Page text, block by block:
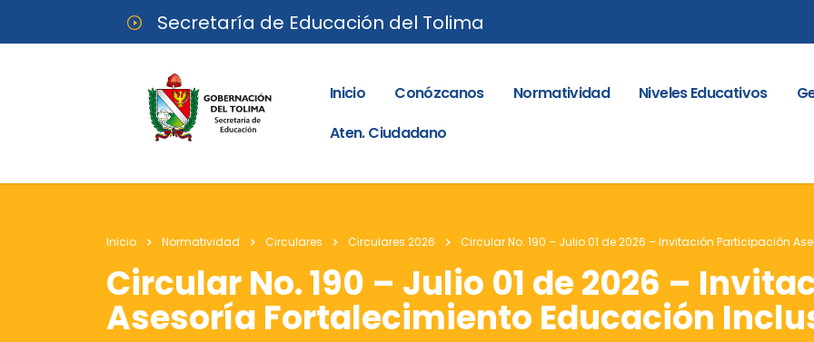
Secretaría de Educación del Tolima
Inicio Conózcanos Normatividad Niveles Educativos
Aten. Ciudadano
Inicio Normatividad Circulares Circulares 2026 Circular No. 190 – Julio 01 de 2026 – Invitación Participación
Circular No. 190 – Julio 01 de 2026 –
Asesoría Fortalecimiento Educación